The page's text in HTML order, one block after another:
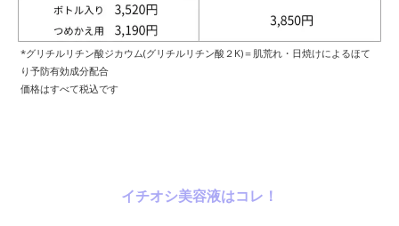
*グリチルリチン酸ジカウム(グリチルリチン酸２K)＝肌荒れ・日焼けによるほて
り予防有効成分配合
価格はすべて税込です
イチオシ美容液はコレ！